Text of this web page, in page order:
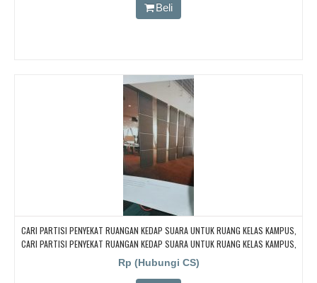
Beli
CARI PARTISI PENYEKAT RUANGAN KEDAP SUARA UNTUK RUANG KELAS KAMPUS,
CARI PARTISI PENYEKAT RUANGAN KEDAP SUARA UNTUK RUANG KELAS KAMPUS,
CARI PARTISI PENYEKAT RUANGAN KEDAP SUARA UNTUK RUANG KELAS KAMPUS,
CARI PARTISI PENYEKAT RUANGAN KEDAP SUARA UNTUK RUANG KELAS KAMPUS,
Rp (Hubungi CS)